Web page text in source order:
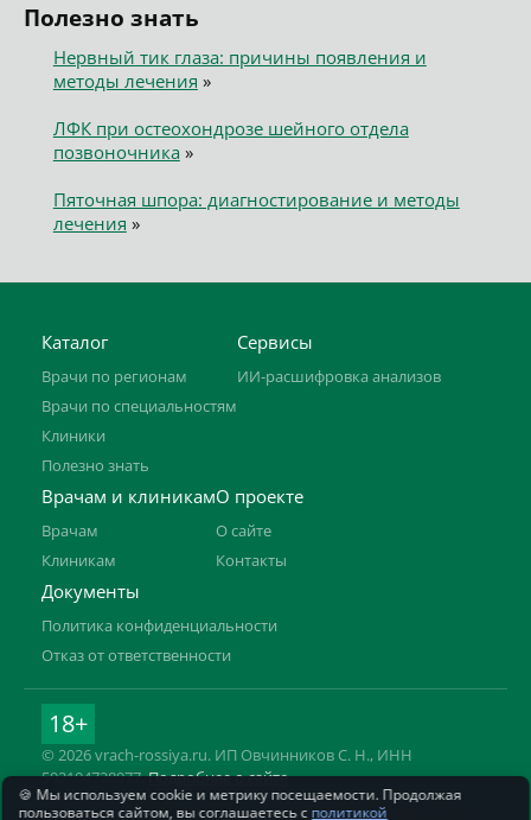
Полезно знать
Нервный тик глаза: причины появления и
методы лечения »
ЛФК при остеохондрозе шейного отдела
позвоночника»
Пяточная шпора: диагностирование и методы
лечения »
Каталог
Врачи по регионам
Врачи по специальностям
Клиники
Полезно знать
Сервисы
ИИ-расшифровка анализов
Врачам и клиникам
Врачам
Клиникам
О проекте
О сайте
Контакты
Документы
Политика конфиденциальности
Отказ от ответственности
18+
© 2026 vrach-rossiya.ru. ИП Овчинников С. Н., ИНН
592104728977.Подробнее о сайте
Информация на сайте не заменяет приём врача. Имеются
🍪 Мы используем cookie и метрику посещаемости. Продолжая
пользоваться сайтом, вы соглашаетесь с политикой